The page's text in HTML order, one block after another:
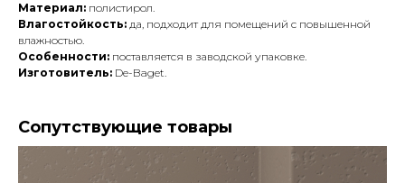
Материал: полистирол.
Влагостойкость: да, подходит для помещений с повышенной
влажностью.
Особенности: поставляется в заводской упаковке.
Изготовитель: De-Baget.
Сопутствующие товары